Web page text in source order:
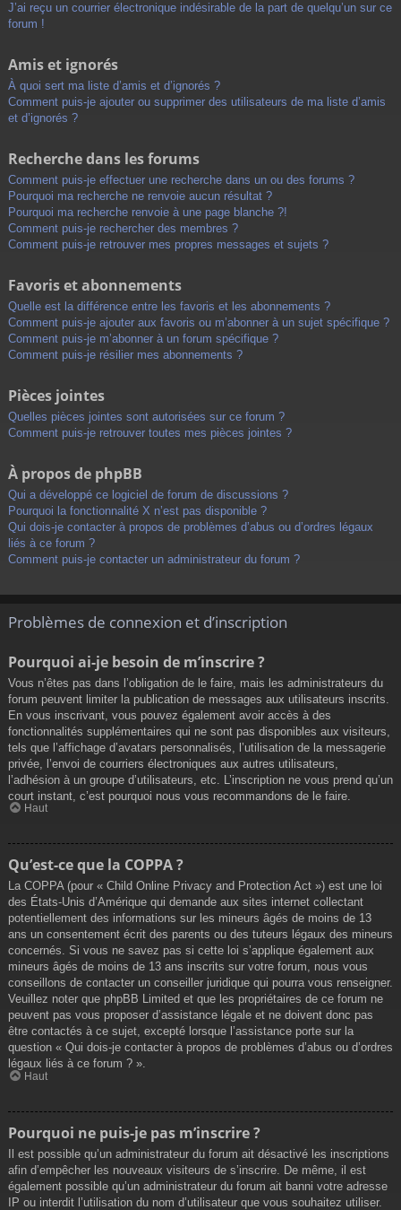
J’ai reçu un courrier électronique indésirable de la part de quelqu’un sur ce
forum !
Amis et ignorés
À quoi sert ma liste d’amis et d’ignorés ?
Comment puis-je ajouter ou supprimer des utilisateurs de ma liste d’amis
et d’ignorés ?
Recherche dans les forums
Comment puis-je effectuer une recherche dans un ou des forums ?
Pourquoi ma recherche ne renvoie aucun résultat ?
Pourquoi ma recherche renvoie à une page blanche ?!
Comment puis-je rechercher des membres ?
Comment puis-je retrouver mes propres messages et sujets ?
Favoris et abonnements
Quelle est la différence entre les favoris et les abonnements ?
Comment puis-je ajouter aux favoris ou m’abonner à un sujet spécifique ?
Comment puis-je m’abonner à un forum spécifique ?
Comment puis-je résilier mes abonnements ?
Pièces jointes
Quelles pièces jointes sont autorisées sur ce forum ?
Comment puis-je retrouver toutes mes pièces jointes ?
À propos de phpBB
Qui a développé ce logiciel de forum de discussions ?
Pourquoi la fonctionnalité X n’est pas disponible ?
Qui dois-je contacter à propos de problèmes d’abus ou d’ordres légaux
liés à ce forum ?
Comment puis-je contacter un administrateur du forum ?
Problèmes de connexion et d’inscription
Pourquoi ai-je besoin de m’inscrire ?
Vous n’êtes pas dans l’obligation de le faire, mais les administrateurs du
forum peuvent limiter la publication de messages aux utilisateurs inscrits.
En vous inscrivant, vous pouvez également avoir accès à des
fonctionnalités supplémentaires qui ne sont pas disponibles aux visiteurs,
tels que l’affichage d’avatars personnalisés, l’utilisation de la messagerie
privée, l’envoi de courriers électroniques aux autres utilisateurs,
l’adhésion à un groupe d’utilisateurs, etc. L’inscription ne vous prend qu’un
court instant, c’est pourquoi nous vous recommandons de le faire.
Haut
Qu’est-ce que la COPPA ?
La COPPA (pour « Child Online Privacy and Protection Act ») est une loi
des États-Unis d’Amérique qui demande aux sites internet collectant
potentiellement des informations sur les mineurs âgés de moins de 13
ans un consentement écrit des parents ou des tuteurs légaux des mineurs
concernés. Si vous ne savez pas si cette loi s’applique également aux
mineurs âgés de moins de 13 ans inscrits sur votre forum, nous vous
conseillons de contacter un conseiller juridique qui pourra vous renseigner.
Veuillez noter que phpBB Limited et que les propriétaires de ce forum ne
peuvent pas vous proposer d’assistance légale et ne doivent donc pas
être contactés à ce sujet, excepté lorsque l’assistance porte sur la
question « Qui dois-je contacter à propos de problèmes d’abus ou d’ordres
légaux liés à ce forum ? ».
Haut
Pourquoi ne puis-je pas m’inscrire ?
Il est possible qu’un administrateur du forum ait désactivé les inscriptions
afin d’empêcher les nouveaux visiteurs de s’inscrire. De même, il est
également possible qu’un administrateur du forum ait banni votre adresse
IP ou interdit l’utilisation du nom d’utilisateur que vous souhaitez utiliser.